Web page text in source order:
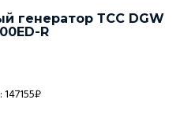
генератор ТСС DGW
R